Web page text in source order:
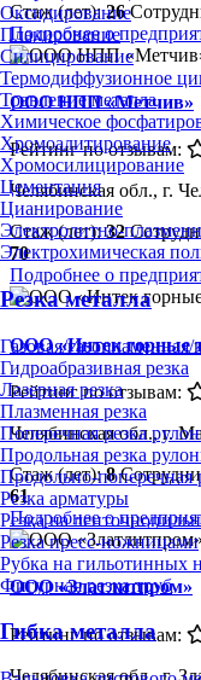
Оксидирование
Плакирование
Силицирование
Термодиффузионное
Травление металла
Химическое
Хромоалитирование
Хромосилицирование
Цементация
Цианирование
Электролитно-
Электрохимическая
Резка металла
Газовая/газопламенная/
Гидроабразивная резка
Лазерная резка
Плазменная резка
Поперечная резка
Продольная резка
Продольно-поперечная
Резка арматуры
Резка на
Резка пресс-ножницами
Рубка на гильотинных
Фигурная резка труб
Гибка металла
Стаж (лет):26
Подробнее о
ООО НПП «Метчив»
Рейтинг по отзывам:
Челябинская обл., г.
Стаж (лет):32
70
Подробнее о
ООО «Интек горные
Рейтинг по отзывам:
Челябинская обл., г.
Стаж (лет):8
61
Подробнее о
ООО «Златлитпром»
Рейтинг по отзывам:
Челябинская обл., г.